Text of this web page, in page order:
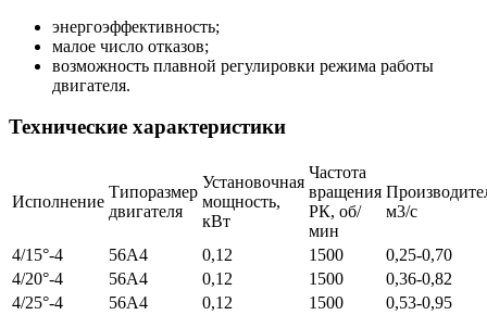
энергоэффективность;
малое число отказов;
возможность плавной регулировки режима работы
двигателя.
Технические характеристики
Исполнение
Типоразмер
двигателя
Установочная
мощность,
кВт
Частота
вращения
РК, об/
мин
м3/с
4/15°-4 56A4 0,12 1500
0,25-0,70
4/20°-4
56A4 0,12 1500
0,36-0,82
4/25°-4
56A4 0,12 1500
0,53-0,95